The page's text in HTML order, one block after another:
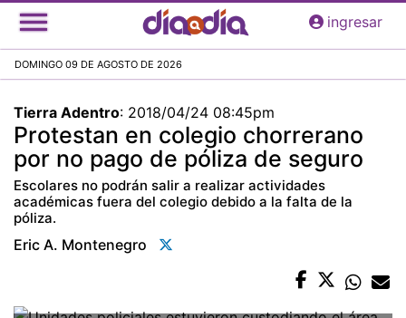
Pasar
al
principal
ingresar
DOMINGO 09 DE AGOSTO DE 2026
Tierra Adentro: 2018/04/24 08:45pm
Protestan en colegio chorrerano
por no pago de póliza de seguro
Escolares no podrán salir a realizar actividades
académicas fuera del colegio debido a la falta de la
póliza.
Eric A. Montenegro